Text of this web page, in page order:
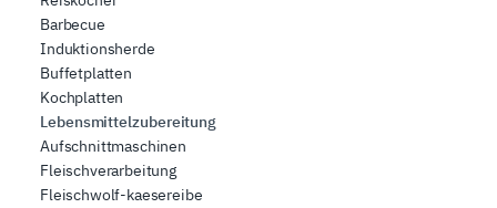
Partner führen diese Informationen möglicherweise mit
weiteren Daten zusammen, die Sie ihnen bereitgestellt
haben oder die sie im Rahmen Ihrer Nutzung der Dienste
gesammelt haben.
Barbecue
Induktionsherde
Buffetplatten
Kochplatten
Lebensmittelzubereitung
Aufschnittmaschinen
Fleischverarbeitung
Fleischwolf-kaesereibe